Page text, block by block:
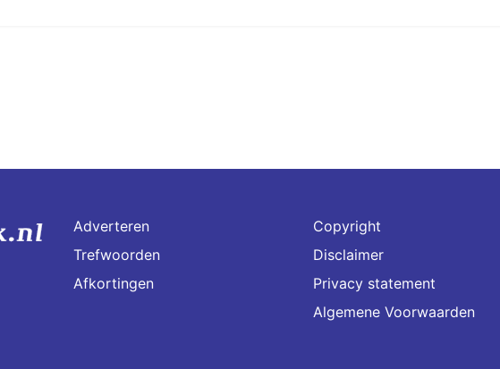
Adverteren
Trefwoorden
Afkortingen
Copyright
Disclaimer
Privacy statement
Algemene Voorwaarden